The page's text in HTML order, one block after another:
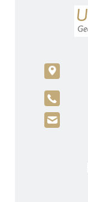
c
A
H